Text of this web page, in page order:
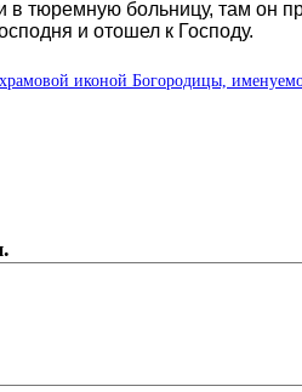
в тюремную больницу, там он
и отошел к Господу.
иконой Богородицы,